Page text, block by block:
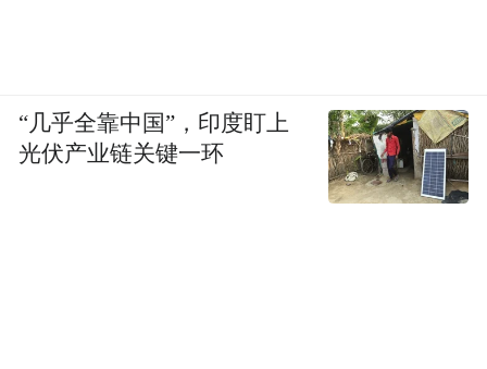
“几乎全靠中国”，印度盯上
光伏产业链关键一环